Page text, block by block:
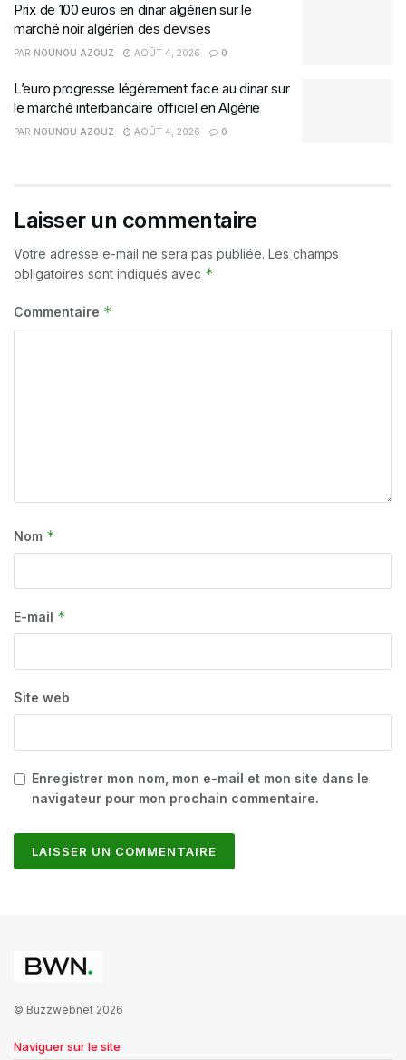
Prix de 100 euros en dinar algérien sur le
marché noir algérien des devises
PAR NOUNOU AZOUZ AOÛT 4, 2026 0
L’euro progresse légèrement face au dinar sur
le marché interbancaire officiel en Algérie
PAR NOUNOU AZOUZ AOÛT 4, 2026 0
Laisser un commentaire
Votre adresse e-mail ne sera pas publiée. Les champs
obligatoires sont indiqués avec *
Commentaire *
Nom *
E-mail *
Site web
Enregistrer mon nom, mon e-mail et mon site dans le
navigateur pour mon prochain commentaire.
© Buzzwebnet 2026
Naviguer sur le site